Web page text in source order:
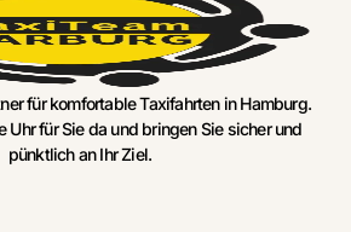
für komfortable Taxifahrten in Hamburg.
Uhr für Sie da und bringen Sie sicher und
pünktlich an Ihr Ziel.